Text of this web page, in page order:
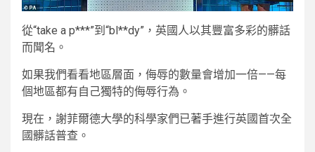
從“take a p***”到“bl**dy”，英國人以其豐富多彩的髒話
而聞名。
如果我們看看地區層面，侮辱的數量會增加一倍——每
個地區都有自己獨特的侮辱行為。
現在，謝菲爾德大學的科學家們已著手進行英國首次全
國髒話普查。